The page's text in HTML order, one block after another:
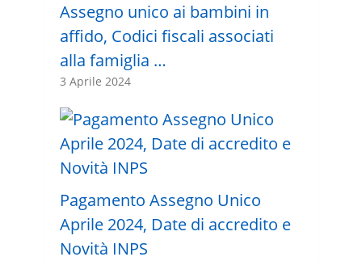
Assegno unico ai bambini in
affido, Codici fiscali associati
alla famiglia …
3 Aprile 2024
Pagamento Assegno Unico
Aprile 2024, Date di accredito e
Novità INPS